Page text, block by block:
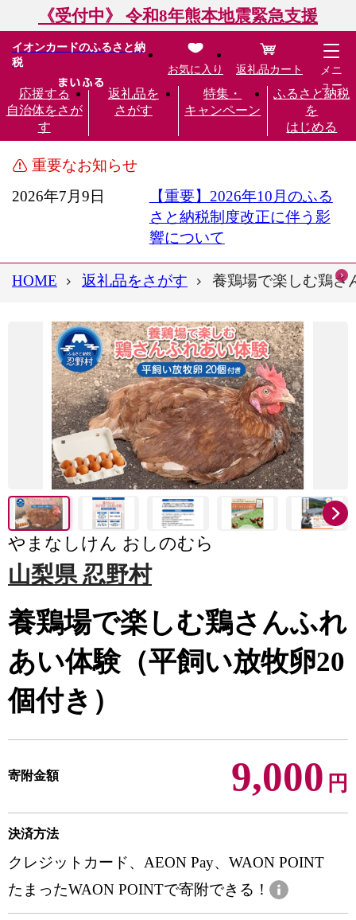
《受付中》 令和8年熊本地震緊急支援
イオンカードのふるさと納
税
応援する
自治体をさが
す
返礼品を
さがす
特集・
キャンペーン
ふるさと納税
を
はじめる
お気に入り 返礼品カート
メニ
ュー
重要なお知らせ
2026年7月9日
【重要】2026年10月のふる
さと納税制度改正に伴う影
響について
HOME 返礼品をさがす 養鶏場で楽しむ鶏さ
やまなしけん おしのむら
山梨県 忍野村
養鶏場で楽しむ鶏さんふれ
あい体験（平飼い放牧卵20
個付き）
寄附金額 9,000 円
決済方法
クレジットカード、AEON Pay、WAON POINT
たまったWAON POINTで寄附できる！